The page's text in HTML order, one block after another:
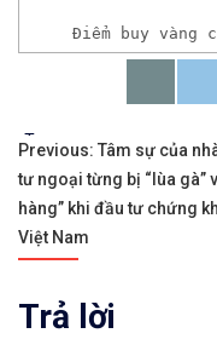
Điểm buy
𝘟𝘦𝘮 𝘤𝘩𝘪 𝘵𝘪ế𝘵:
✨🏆𝐗𝐨á 𝐛ỏ 𝐥𝐨
✅𝘔ở 𝘵à𝘪
✅𝘔ở 𝘵à𝘪 𝘬𝘩𝘰ả𝘯
✅𝘔ở 𝘵à𝘪
Tags:
Điều
hướng
bài
viết
Previous: Tâm sự của
tư ngoại từng bị “lùa gà”
hàng” khi đầu tư chứng
Việt Nam
Trả lời